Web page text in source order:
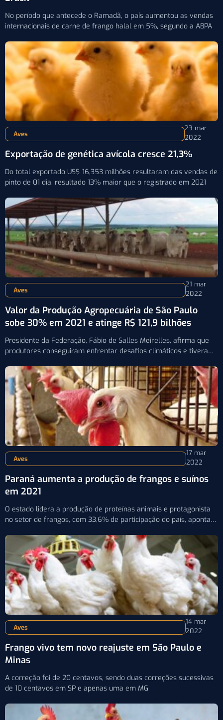
No período que antecede o Ramadã, o país aumentou as vendas
internacionais de carne de frango halal em 5%, segundo a ABPA
Aves
23 mar
2022
Exportação de genética avícola cresce 21,3%
Do total exportado US$ 16,353 milhões resultaram das vendas de
pinto de 01 dia, resultado 13% maior que o registrado em 2021
Aves
21 mar
2022
Valor da Produção Agropecuária de São Paulo
sobe 30% em 2021 e atinge R$ 121,9 bilhões
Presidente da Federação, Fábio de Salles Meirelles, afirma que
produtores conseguiram enfrentar desafios climáticos e tiveram
Aves
17 mar
2022
Paraná aumenta a produção de frangos e suínos
em 2021
O estado lidera a produção de proteínas animais e protagonista
no setor de frangos, com 33,6% de participação do país, aponta
Aves
14 mar
2022
Frango vivo tem novo reajuste em São Paulo e
Minas
A correção foi de 20 centavos, sendo duas correções sucessivas
de 10 centavos em SP e apenas uma em MG